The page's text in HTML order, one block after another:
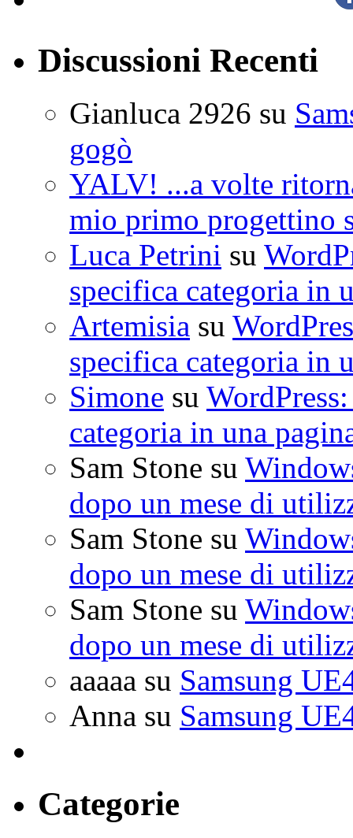
Discussioni Recenti
Gianluca 2926 su
gogò
YALV! ...a volte
mio primo progettino
Luca Petrini su
specifica categoria in
Artemisia su
specifica categoria in
Simone su
categoria in una
Sam Stone su
dopo un mese di
Sam Stone su
dopo un mese di
Sam Stone su
dopo un mese di
aaaaa su Samsung
Anna su Samsung
Categorie